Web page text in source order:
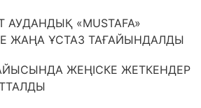
«MUSTAFA»
ЖАҢА ҰСТАЗ ТАҒАЙЫНДАЛДЫ
ЖЕҢІСКЕ ЖЕТКЕНДЕР